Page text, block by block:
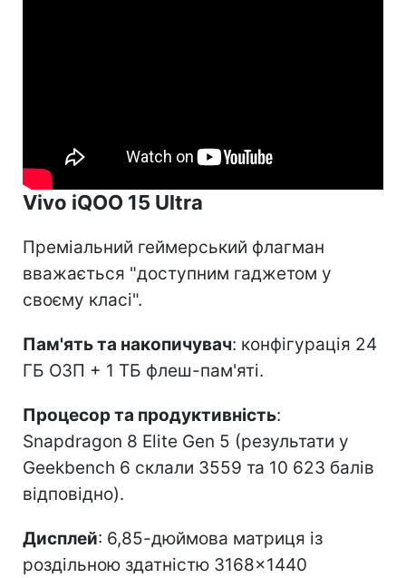
Vivo iQOO 15 Ultra
Преміальний геймерський флагман
вважається "доступним гаджетом у
своєму класі".
Пам'ять та накопичувач: конфігурація 24
ГБ ОЗП + 1 ТБ флеш-пам'яті.
Процесор та продуктивність:
Snapdragon 8 Elite Gen 5 (результати у
Geekbench 6 склали 3559 та 10 623 балів
відповідно).
Дисплей: 6,85-дюймова матриця із
роздільною здатністю 3168×1440